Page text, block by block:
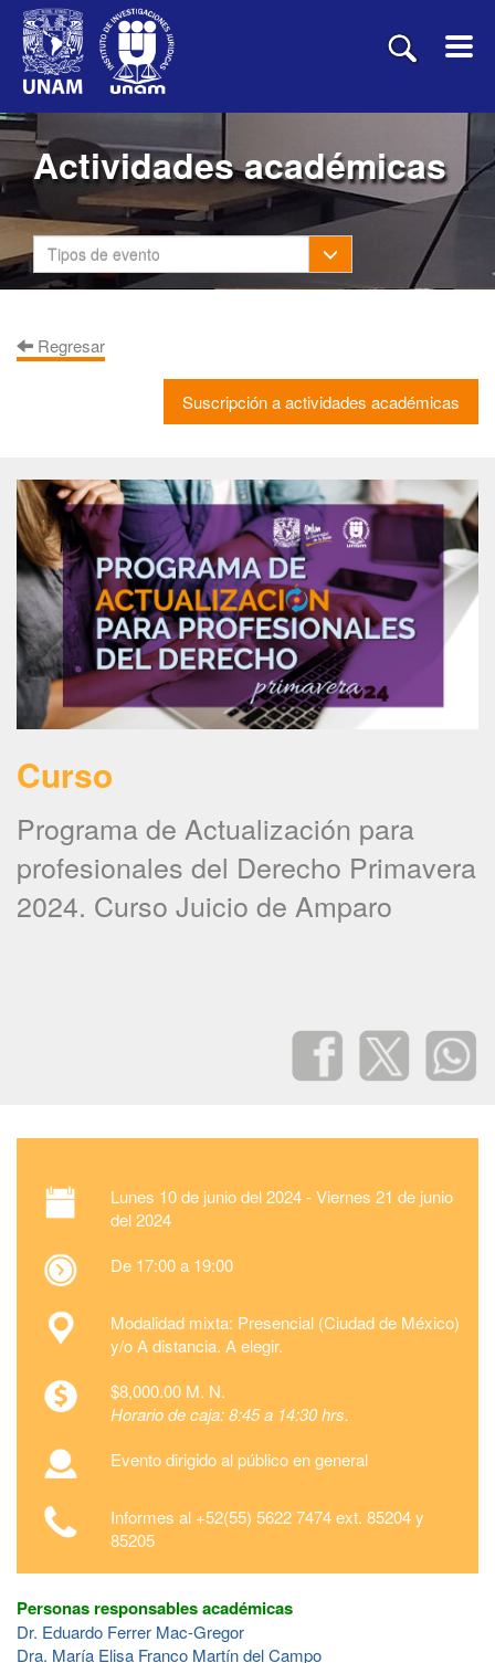
Actividades académicas
Tipos de evento Toggle Dropdown
Regresar
Suscripción a actividades académicas
Curso
Programa de Actualización para
profesionales del Derecho Primavera
2024. Curso Juicio de Amparo
Lunes 10 de junio del 2024 -Viernes 21 de junio
del 2024
De 17:00 a 19:00
Modalidad mixta: Presencial (Ciudad de México)
y/o A distancia. A elegir.
$8,000.00 M. N.
Horario de caja: 8:45 a 14:30 hrs.
Evento dirigido al público en general
Informes al +52(55) 5622 7474 ext. 85204 y
85205
Personas responsables académicas
Dr. Eduardo Ferrer Mac-Gregor
Dra. María Elisa Franco Martín del Campo